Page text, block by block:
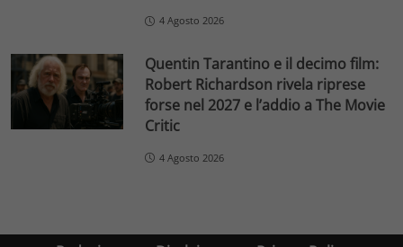
4 Agosto 2026
Quentin Tarantino e il decimo film:
Robert Richardson rivela riprese
forse nel 2027 e l’addio a The Movie
Critic
4 Agosto 2026